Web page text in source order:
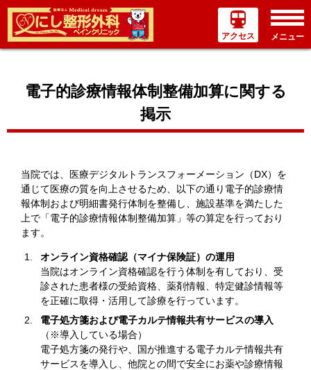
アクセス メニュー
電子的診療情報体制整備加算に関する
掲示
当院では、医療デジタルトランスフォーメーション（DX）を
通じて医療の質を向上させるため、以下の通り電子的診療情
報体制および明細書発行体制を整備し、施設基準を満たした
上で「電子的診療情報体制整備加算」等の算定を行っており
ます。
オンライン資格確認（マイナ保険証）の運用
当院はオンライン資格確認を行う体制を有しており、受
診された患者様の受給資格、薬剤情報、特定健診情報等
を正確に取得・活用して診療を行っています。
電子処方箋および電子カルテ情報共有サービスの導入
（※導入している場合）
電子処方箋の発行や、国が推進する電子カルテ情報共有
サービスを導入し、他院との間で安全にお薬や診療情報